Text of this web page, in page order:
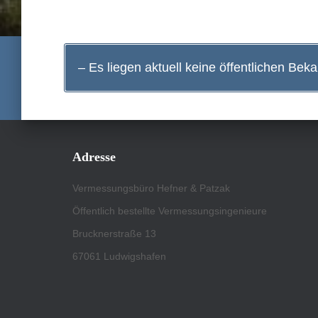
– Es liegen aktuell keine öffentlichen
Adresse
Vermessungsbüro Hefner & Patzak
Öffentlich bestellte Vermessungsingenieure
Brucknerstraße 13
67061 Ludwigshafen